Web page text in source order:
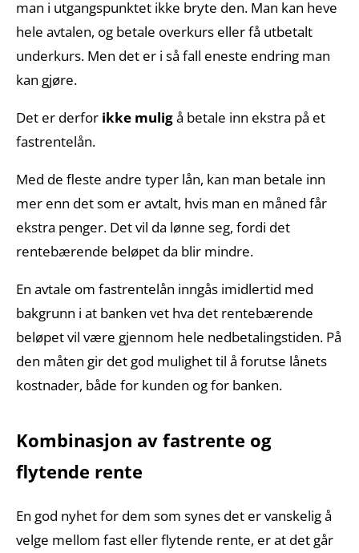
man i utgangspunktet ikke bryte den. Man kan heve
hele avtalen, og betale overkurs eller få utbetalt
underkurs. Men det er i så fall eneste endring man
kan gjøre.
Det er derfor ikke muligå betale inn ekstra på et
fastrentelån.
Med de fleste andre typer lån, kan man betale inn
mer enn det som er avtalt, hvis man en måned får
ekstra penger. Det vil da lønne seg, fordi det
rentebærende beløpet da blir mindre.
En avtale om fastrentelån inngås imidlertid med
bakgrunn i at banken vet hva det rentebærende
beløpet vil være gjennom hele nedbetalingstiden. På
den måten gir det god mulighet til å forutse lånets
kostnader, både for kunden og for banken.
Kombinasjon av fastrente og
flytende rente
En god nyhet for dem som synes det er vanskelig å
velge mellom fast eller flytende rente, er at det går